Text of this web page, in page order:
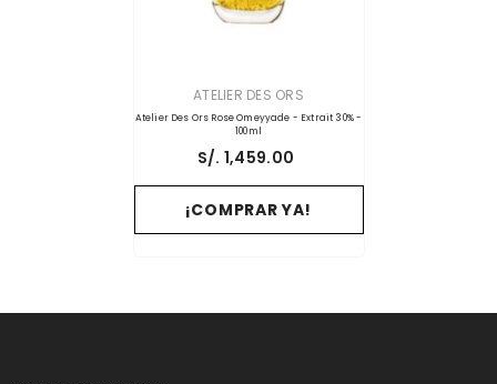
PROVEEDOR:ATELIER DES ORS
Atelier Des Ors Rose Omeyyade - Extrait 30% -
100ml
S/. 1,459.00
¡COMPRAR YA!